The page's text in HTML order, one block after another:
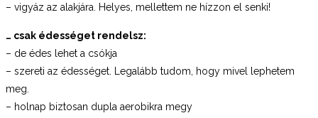
– vigyáz az alakjára. Helyes, mellettem ne hízzon el senki!
… csak édességet rendelsz:
– de édes lehet a csókja
– szereti az édességet. Legalább tudom, hogy mivel lephetem
meg.
– holnap biztosan dupla aerobikra megy